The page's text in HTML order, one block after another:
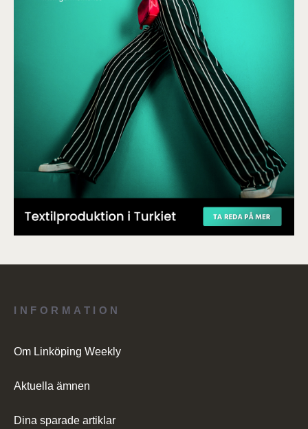
INFORMATION
Om Linköping Weekly
Aktuella ämnen
Dina sparade artiklar